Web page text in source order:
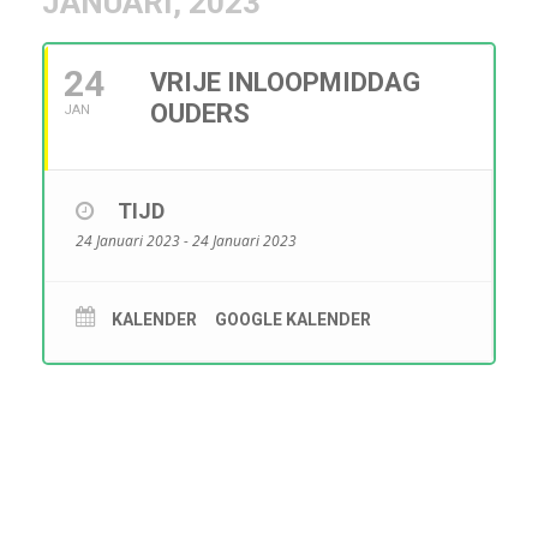
24
JAN
VRIJE INLOOPMIDDAG
OUDERS
TIJD
24 Januari 2023 - 24 Januari 2023
KALENDER GOOGLE KALENDER